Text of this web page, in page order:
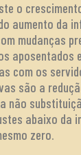
o
aumento da
mudanças
aposentados
com os
são a
não
abaixo da
zero.